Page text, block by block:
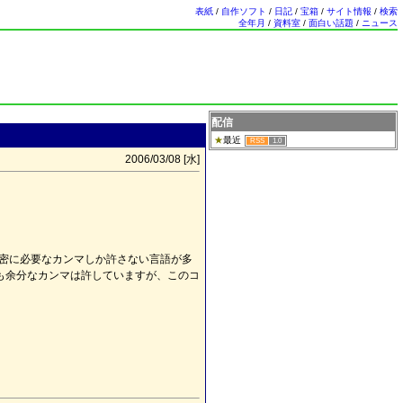
表紙 / 自作ソフト / 日記 / 宝箱 / サイト情報 / 検索
全年月 / 資料室 / 面白い話題 / ニュース
2006/03/08 [水]
に必要なカンマしか許さない言語が多
分なカンマは許していますが、このコ
配信
最近 RSS 1.0